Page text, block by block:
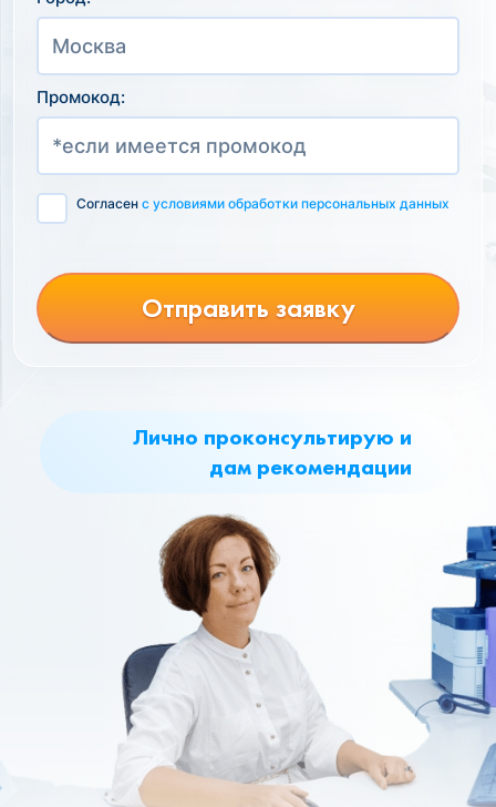
Лично проконсультирую и
дам рекомендации
Промокод:
Согласен с условиями обработки персональных данных
Отправить заявку